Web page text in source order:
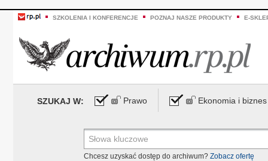
SZKOLENIA I KONFERENCJE POZNAJ NASZE PRODUKTY E-
SZUKAJ W: Prawo Ekonomia i biznes
Chcesz uzyskać dostęp do archiwum? Zobacz ofertę